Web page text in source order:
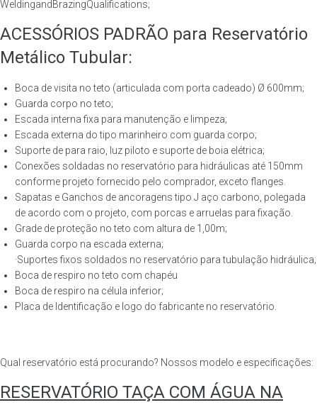
WeldingandBrazingQualifications;
ACESSÓRIOS PADRÃO para Reservatório
Metálico Tubular:
Boca de visita no teto (articulada com porta cadeado) Ø 600mm;
Guarda corpo no teto;
Escada interna fixa para manutenção e limpeza;
Escada externa do tipo marinheiro com guarda corpo;
Suporte de para raio, luz piloto e suporte de boia elétrica;
Conexões soldadas no reservatório para hidráulicas até 150mm
conforme projeto fornecido pelo comprador, exceto flanges.
Sapatas e Ganchos de ancoragens tipo J aço carbono, polegada
de acordo com o projeto, com porcas e arruelas para fixação.
Grade de proteção no teto com altura de 1,00m;
Guarda corpo na escada externa;
·Suportes fixos soldados no reservatório para tubulação hidráulica;
Boca de respiro no teto com chapéu
Boca de respiro na célula inferior;
Placa de Identificação e logo do fabricante no reservatório.
Qual reservatório está procurando? Nossos modelo e especificações:
RESERVATÓRIO TAÇA COM ÁGUA NA